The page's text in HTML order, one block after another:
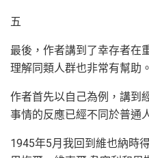
五
最後，作者講到了幸存者在
理解同類人群也非常有幫助。
作者首先以自己為例，講到
事情的反應已經不同於普通
1945年5月我回到維也納時